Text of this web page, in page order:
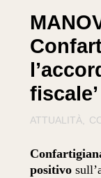
fiscale’
ATTUALITÀ
positivo